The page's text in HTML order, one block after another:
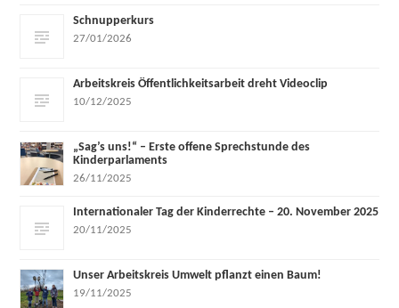
Schnupperkurs
27/01/2026
Arbeitskreis Öffentlichkeitsarbeit dreht Videoclip
10/12/2025
„Sag’s uns!“ – Erste offene Sprechstunde des
Kinderparlaments
26/11/2025
Internationaler Tag der Kinderrechte – 20. November 2025
20/11/2025
Unser Arbeitskreis Umwelt pflanzt einen Baum!
19/11/2025